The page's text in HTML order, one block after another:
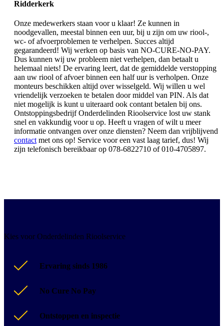
Ridderkerk
Onze medewerkers staan voor u klaar! Ze kunnen in
noodgevallen, meestal binnen een uur, bij u zijn om uw riool-,
wc- of afvoerproblemen te verhelpen. Succes altijd
gegarandeerd! Wij werken op basis van NO-CURE-NO-PAY.
Dus kunnen wij uw probleem niet verhelpen, dan betaalt u
helemaal niets! De ervaring leert, dat de gemiddelde verstopping
aan uw riool of afvoer binnen een half uur is verholpen. Onze
monteurs beschikken altijd over wisselgeld. Wij willen u wel
vriendelijk verzoeken te betalen door middel van PIN. Als dat
niet mogelijk is kunt u uiteraard ook contant betalen bij ons.
Ontstoppingsbedrijf Onderdelinden Rioolservice lost uw stank
snel en vakkundig voor u op. Heeft u vragen of wilt u meer
informatie ontvangen over onze diensten? Neem dan vrijblijvend
contact met ons op! Service voor een vast laag tarief, dus! Wij
zijn telefonisch bereikbaar op 078-6822710 of 010-4705897.
Kies voor Onderdelinden Rioolservice
Ervaring sinds 1986
No Cure No Pay
Ontstoppen en inspectie